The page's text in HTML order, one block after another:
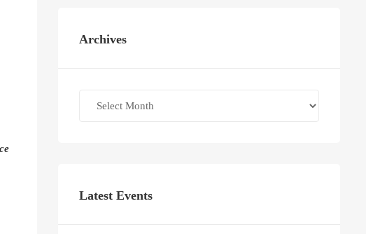
Archives
Latest Events